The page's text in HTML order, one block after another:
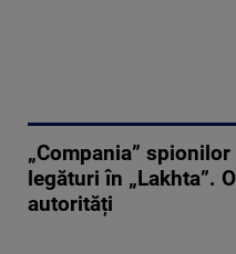
„Compania”
legături în „Lakhta”.
autorități